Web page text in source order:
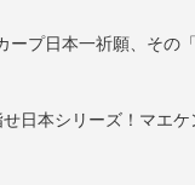
プ日本一祈願、その
日本シリーズ！マエ